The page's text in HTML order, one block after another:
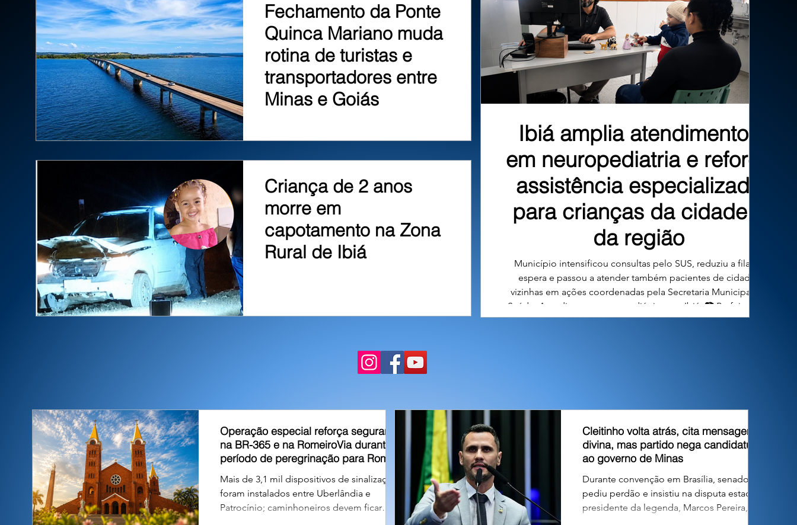
Fechamento da Ponte
Quinca Mariano muda
rotina de turistas e
transportadores entre
Minas e Goiás
Criança de 2 anos
morre em
capotamento na Zona
Rural de Ibiá
Ibiá amplia atendimentos
em neuropediatria e reforça
assistência especializada
para crianças da cidade e
da região
Município intensificou consultas pelo SUS, reduziu a fila de
espera e passou a atender também pacientes de cidades
vizinhas em ações coordenadas pela Secretaria Municipal de
Saúde. Atendimento neuropediátrico em Ibiá. 📷 Prefeitura de
Ibiá. A Prefeitura de Ibiá, por meio da Secretaria Municipal de
Operação especial reforça segurança
na BR-365 e na RomeiroVia durante
período de peregrinação para Romaria
Mais de 3,1 mil dispositivos de sinalização
foram instalados entre Uberlândia e
Patrocínio; caminhoneiros devem ficar
Cleitinho volta atrás, cita mensagem
divina, mas partido nega candidatura
ao governo de Minas
Durante convenção em Brasília, senador
pediu perdão e insistiu na disputa estadual;
presidente da legenda, Marcos Pereira,